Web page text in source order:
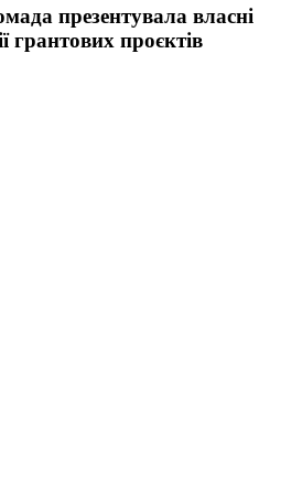
презентувала власні
грантових проєктів